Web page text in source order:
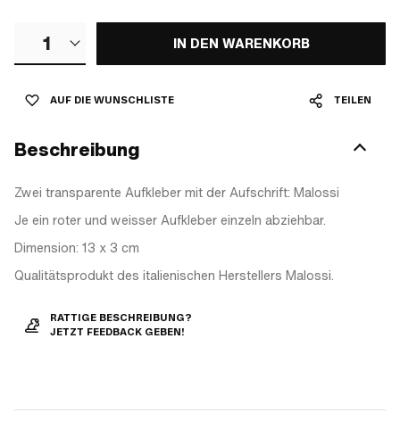
1 IN DEN WARENKORB
AUF DIE WUNSCHLISTE TEILEN
Beschreibung
Zwei transparente Aufkleber mit der Aufschrift: Malossi
Je ein roter und weisser Aufkleber einzeln abziehbar.
Dimension: 13 x 3 cm
Qualitätsprodukt des italienischen Herstellers Malossi.
RATTIGE BESCHREIBUNG?
JETZT FEEDBACK GEBEN!